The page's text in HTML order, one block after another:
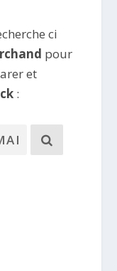
ci
pour
et
: